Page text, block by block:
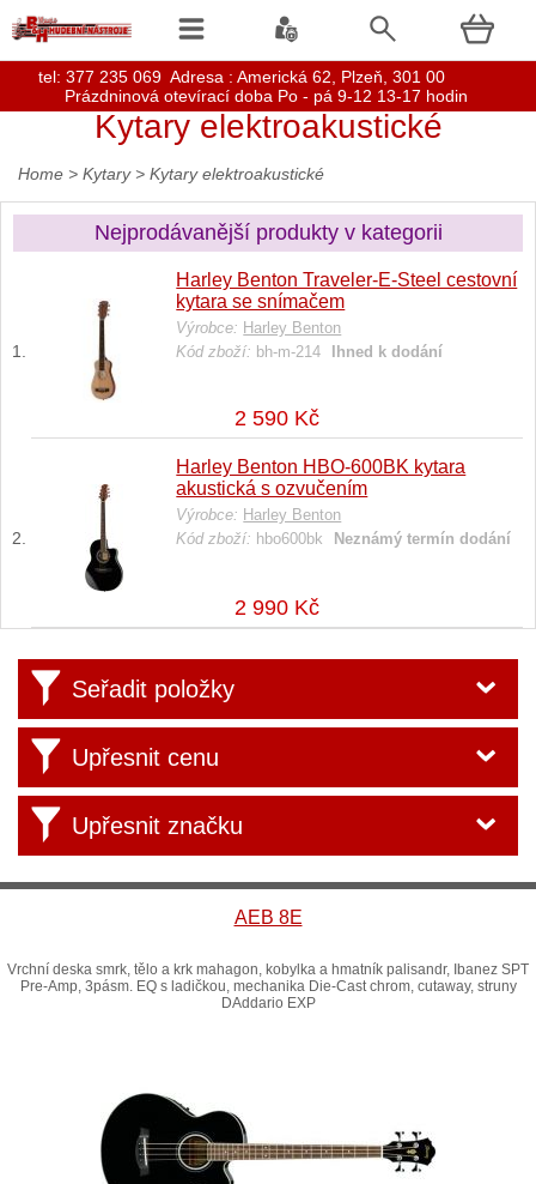
Kytary elektroakustické
Home > Kytary> Kytary elektroakustické
Nejprodávanější produkty v kategorii
Harley Benton Traveler-E-Steel cestovní
kytara se snímačem
Výrobce: Harley Benton
Kód zboží: bh-m-214 Ihned k dodání
2 590 Kč
Harley Benton HBO-600BK kytara
akustická s ozvučením
Výrobce: Harley Benton
Kód zboží: hbo600bk Neznámý termín dodání
2 990 Kč
Seřadit položky
Upřesnit cenu
Upřesnit značku
AEB 8E
Vrchní deska smrk, tělo a krk mahagon, kobylka a hmatník palisandr, Ibanez SPT
Pre-Amp, 3pásm. EQ s ladičkou, mechanika Die-Cast chrom, cutaway, struny
DAddario EXP
tel: 377 235 069 Adresa : Americká 62, Plzeň, 301 00
Prázdninová otevírací doba Po - pá 9-12 13-17 hodin